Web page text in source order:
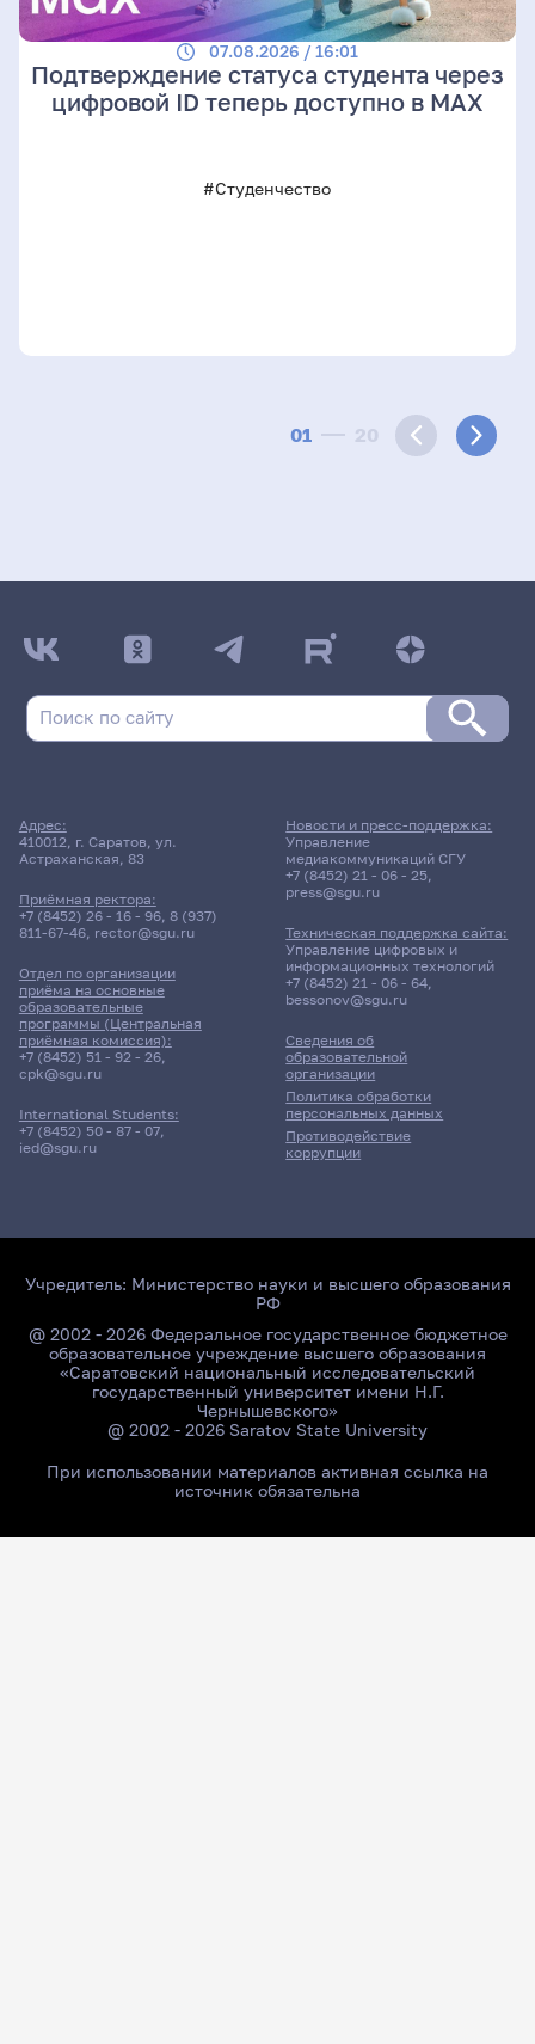
01 20
07.08.2026 / 16:01
Подтверждение статуса студента через
цифровой ID теперь доступно в МАХ
#Студенчество
Адрес:
410012, г. Саратов, ул.
Астраханская, 83
Приёмная ректора:
+7 (8452) 26 - 16 - 96, 8 (937)
811-67-46, rector@sgu.ru
Отдел по организации
приёма на основные
образовательные
программы (Центральная
приёмная комиссия):
+7 (8452) 51 - 92 - 26,
cpk@sgu.ru
International Students:
+7 (8452) 50 - 87 - 07,
ied@sgu.ru
Сведения об
образовательной
организации
Политика обработки
персональных данных
Противодействие
коррупции
Новости и пресс-поддержка:
Управление
медиакоммуникаций СГУ
+7 (8452) 21 - 06 - 25,
press@sgu.ru
Техническая поддержка сайта:
Управление цифровых и
информационных технологий
+7 (8452) 21 - 06 - 64,
bessonov@sgu.ru
Учредитель: Министерство науки и высшего образования
РФ
@ 2002 - 2026 Федеральное государственное бюджетное
образовательное учреждение высшего образования
«Саратовский национальный исследовательский
государственный университет имени Н.Г.
Чернышевского»
@ 2002 - 2026 Saratov State University
При использовании материалов активная ссылка на
источник обязательна